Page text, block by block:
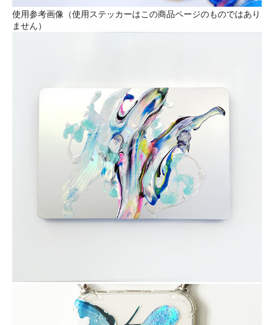
使用参考画像（使用ステッカーはこの商品ページのものではあり
ません）